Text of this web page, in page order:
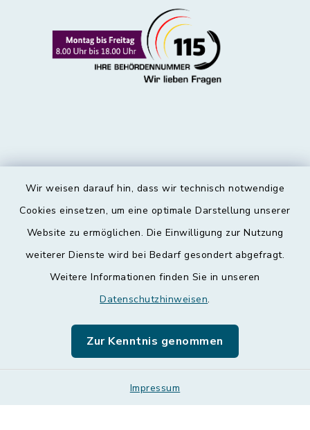
Wir weisen darauf hin, dass wir technisch notwendige
Cookies einsetzen, um eine optimale Darstellung unserer
Website zu ermöglichen. Die Einwilligung zur Nutzung
weiterer Dienste wird bei Bedarf gesondert abgefragt.
Weitere Informationen finden Sie in unseren
Datenschutzhinweisen.
Zur Kenntnis genommen
Impressum
Kontakt
Datenschutz
Leichte Sprache
Sitemap